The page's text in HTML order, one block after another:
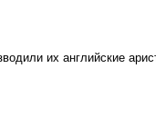
их английские